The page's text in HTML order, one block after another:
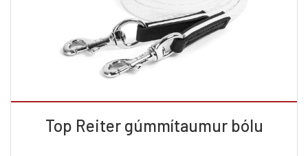
Top Reiter gúmmítaumur bólu